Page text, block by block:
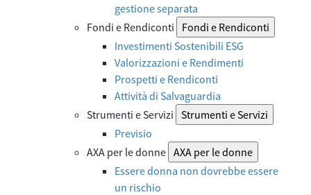
gestione separata
Fondi e Rendiconti
Fondi e Rendiconti
Investimenti Sostenibili ESG
Valorizzazioni e Rendimenti
Prospetti e Rendiconti
Attività di Salvaguardia
Strumenti e Servizi Strumenti e Servizi
Previsio
AXA per le donne AXA per le donne
Essere donna non dovrebbe essere
un rischio